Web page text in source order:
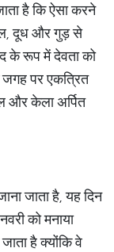
है कि ऐसा करने
दूध और गुड़ से
के रूप में देवता को
जगह पर एकत्रित
और केला अर्पित
जाता है, यह दिन
को मनाया
है क्योंकि वे